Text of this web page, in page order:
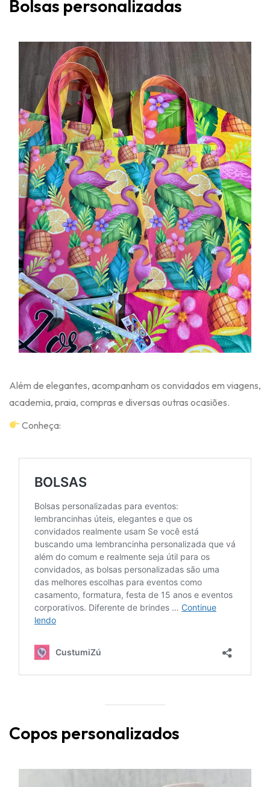
Bolsas personalizadas
Além de elegantes, acompanham os convidados em viagens,
academia, praia, compras e diversas outras ocasiões.
Conheça:
Copos personalizados